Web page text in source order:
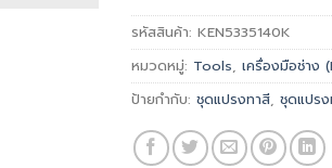
รหัสสินค้า: KEN5335140K
หมวดหมู่: Tools, เครื่องมือช่าง
ป้ายกำกับ: ชุดแปรงทาสี, ชุดแปรง